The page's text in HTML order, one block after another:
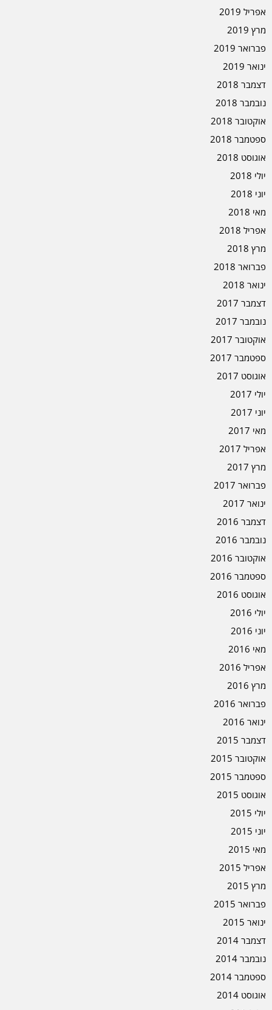
אפריל 2019
מרץ 2019
פברואר 2019
ינואר 2019
דצמבר 2018
נובמבר 2018
אוקטובר 2018
ספטמבר 2018
אוגוסט 2018
יולי 2018
יוני 2018
מאי 2018
אפריל 2018
מרץ 2018
פברואר 2018
ינואר 2018
דצמבר 2017
נובמבר 2017
אוקטובר 2017
ספטמבר 2017
אוגוסט 2017
יולי 2017
יוני 2017
מאי 2017
אפריל 2017
מרץ 2017
פברואר 2017
ינואר 2017
דצמבר 2016
נובמבר 2016
אוקטובר 2016
ספטמבר 2016
אוגוסט 2016
יולי 2016
יוני 2016
מאי 2016
אפריל 2016
מרץ 2016
פברואר 2016
ינואר 2016
דצמבר 2015
אוקטובר 2015
ספטמבר 2015
אוגוסט 2015
יולי 2015
יוני 2015
מאי 2015
אפריל 2015
מרץ 2015
פברואר 2015
ינואר 2015
דצמבר 2014
נובמבר 2014
ספטמבר 2014
אוגוסט 2014